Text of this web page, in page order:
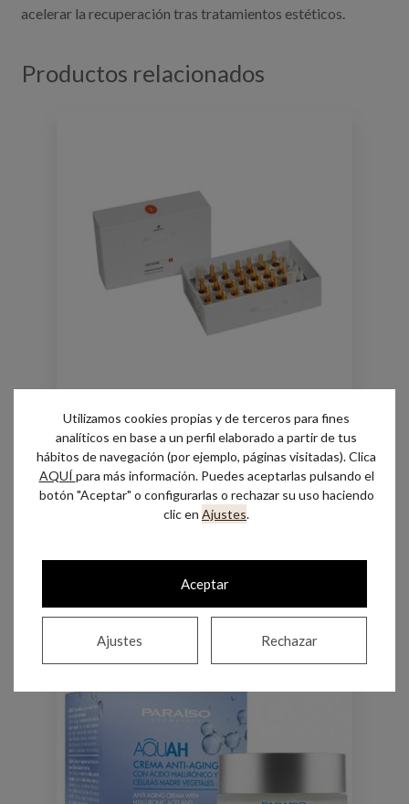
acelerar la recuperación tras tratamientos estéticos.
Productos relacionados
Ampollas Iluminadoras – All Skin Med
Hay existencias
Utilizamos cookies propias y de terceros para fines
analíticos en base a un perfil elaborado a partir de tus
hábitos de navegación (por ejemplo, páginas visitadas). Clica
AQUÍpara más información. Puedes aceptarlas pulsando el
botón "Aceptar" o configurarlas o rechazar su uso haciendo
clic en Ajustes.
Aceptar
Rechazar
Ajustes